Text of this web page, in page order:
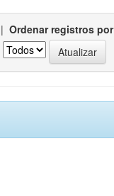
| Ordenar registros por